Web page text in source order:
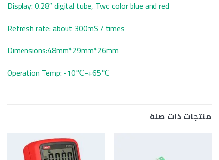
Display: 0.28″ digital tube, Two color blue and red
Refresh rate: about 300mS / times
Dimensions:48mm*29mm*26mm
Operation Temp: -10℃-+65℃
منتجات ذات صلة